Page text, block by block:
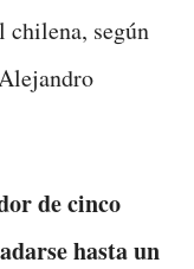
chilena, según
de cinco
hasta un